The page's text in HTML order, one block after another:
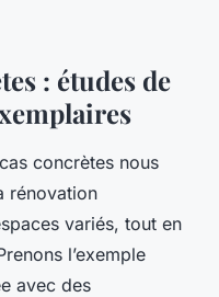
: études de
concrètes nous
rénovation
variés, tout en
l’exemple
avec des